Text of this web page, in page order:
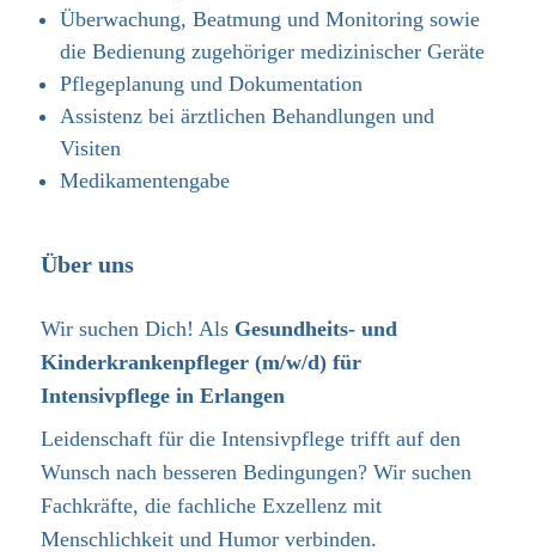
Über uns
Wir suchen Dich! Als Gesundheits- und
Kinderkrankenpfleger (m/w/d) für
Intensivpflege in Erlangen
Leidenschaft für die Intensivpflege trifft auf den
Wunsch nach besseren Bedingungen? Wir suchen
Fachkräfte, die fachliche Exzellenz mit
Menschlichkeit und Humor verbinden.
Überwachung, Beatmung und Monitoring sowie
die Bedienung zugehöriger medizinischer Geräte
Pflegeplanung und Dokumentation
Assistenz bei ärztlichen Behandlungen und
Visiten
Medikamentengabe